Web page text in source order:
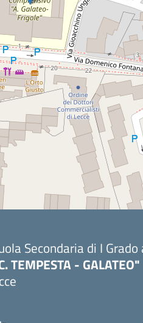
Secondaria di I
TEMPESTA - GALATEO"